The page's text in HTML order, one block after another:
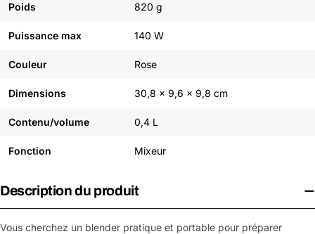
Poids 820 g
Puissance max 140 W
Couleur Rose
Dimensions 30,8 x 9,6 x 9,8 cm
Contenu/volume 0,4 L
Fonction Mixeur
Description du produit
Vous cherchez un blender pratique et portable pour préparer